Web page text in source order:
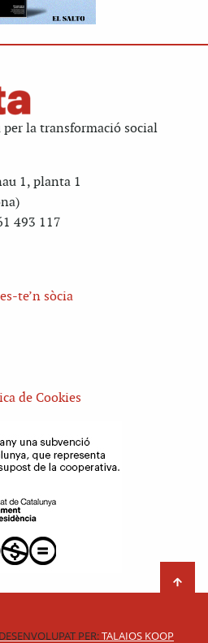
la transformació social
1, planta 1
493 117
te’n sòcia
de Cookies
PER:TALAIOS KOOP